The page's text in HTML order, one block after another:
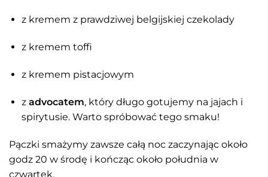
z kremem z prawdziwej belgijskiej czekolady
z kremem toffi
z kremem pistacjowym
z advocatem, który długo gotujemy na jajach i
spirytusie. Warto spróbować tego smaku!
Pączki smażymy zawsze całą noc zaczynając około
godz 20 w środę i kończąc około południa w
czwartek.